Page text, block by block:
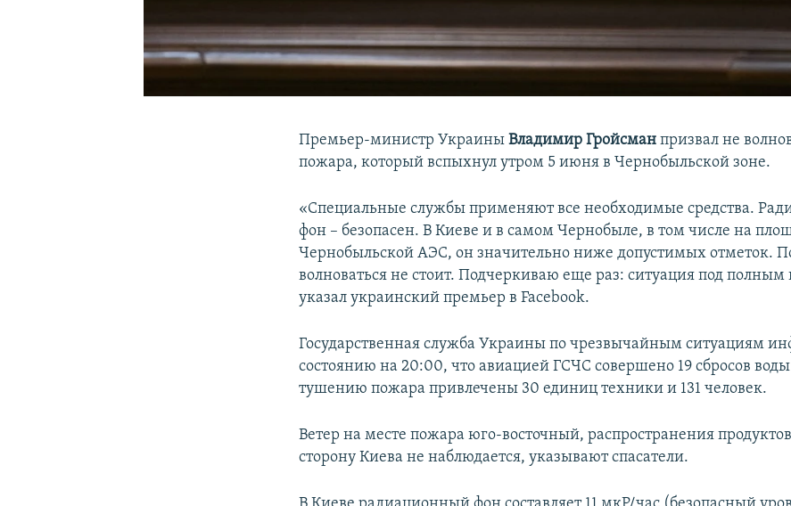
Премьер-министр УкраиныВладимир Гройсман призвал не
пожара, который вспыхнул утром 5 июня в Чернобыльской зоне.
«Специальные службы применяют все необходимые средства.
фон – безопасен. В Киеве и в самом Чернобыле, в том числе на
Чернобыльской АЭС, он значительно ниже допустимых отметок.
волноваться не стоит. Подчеркиваю еще раз: ситуация под полным
указал украинский премьер в Facebook.
Государственная служба Украины по чрезвычайным ситуациям
состоянию на 20:00, что авиацией ГСЧС совершено 19 сбросов
тушению пожара привлечены 30 единиц техники и 131 человек.
Ветер на месте пожара юго-восточный, распространения
сторону Киева не наблюдается, указывают спасатели.